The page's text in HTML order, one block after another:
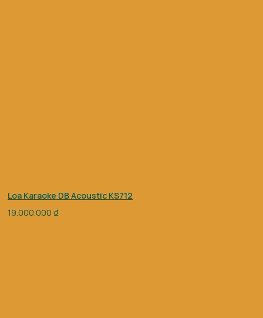
Loa Karaoke DB Acoustic KS712
19.000.000 ₫